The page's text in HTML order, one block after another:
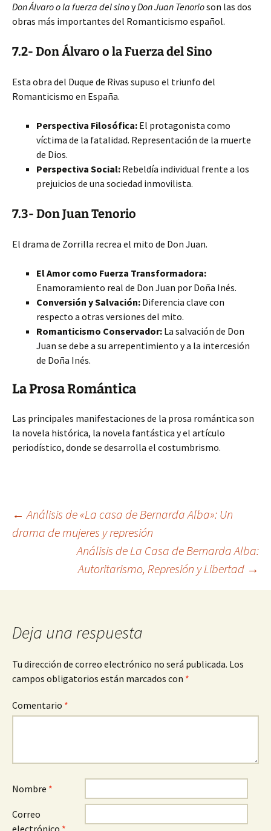
Don Álvaro o la fuerza del sinoyDon Juan Tenorioson las dos
obras más importantes del Romanticismo español.
7.2- Don Álvaro o la Fuerza del Sino
Esta obra del Duque de Rivas supuso el triunfo del
Romanticismo en España.
Perspectiva Filosófica: El protagonista como
víctima de la fatalidad. Representación de la muerte
de Dios.
Perspectiva Social: Rebeldía individual frente a los
prejuicios de una sociedad inmovilista.
7.3- Don Juan Tenorio
El drama de Zorrilla recrea el mito de Don Juan.
El Amor como Fuerza Transformadora:
Enamoramiento real de Don Juan por Doña Inés.
Conversión y Salvación: Diferencia clave con
respecto a otras versiones del mito.
Romanticismo Conservador: La salvación de Don
Juan se debe a su arrepentimiento y a la intercesión
de Doña Inés.
La Prosa Romántica
Las principales manifestaciones de la prosa romántica son
la novela histórica, la novela fantástica y el artículo
periodístico, donde se desarrolla el costumbrismo.
Navegación
entradas
← Análisis de «La casa de Bernarda Alba»: Un
drama de mujeres y represión
Análisis de La Casa de Bernarda Alba:
Autoritarismo, Represión y Libertad →
Deja una respuesta
Tu dirección de correo electrónico no será publicada. Los
campos obligatorios están marcados con *
Comentario *
Nombre *
Correo
electrónico *